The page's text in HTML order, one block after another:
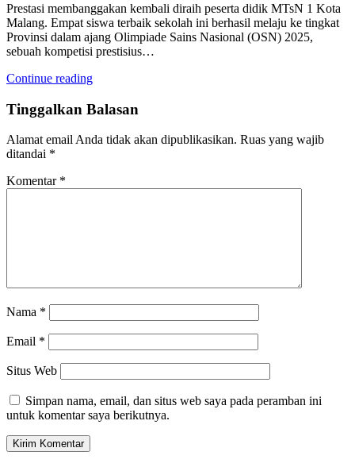
Prestasi membanggakan kembali diraih peserta didik MTsN 1 Kota
Malang. Empat siswa terbaik sekolah ini berhasil melaju ke tingkat
Provinsi dalam ajang Olimpiade Sains Nasional (OSN) 2025,
sebuah kompetisi prestisius…
Continue reading
Tinggalkan Balasan
Alamat email Anda tidak akan dipublikasikan. Ruas yang wajib
ditandai *
Komentar *
Nama *
Email *
Situs Web
Simpan nama, email, dan situs web saya pada peramban ini
untuk komentar saya berikutnya.